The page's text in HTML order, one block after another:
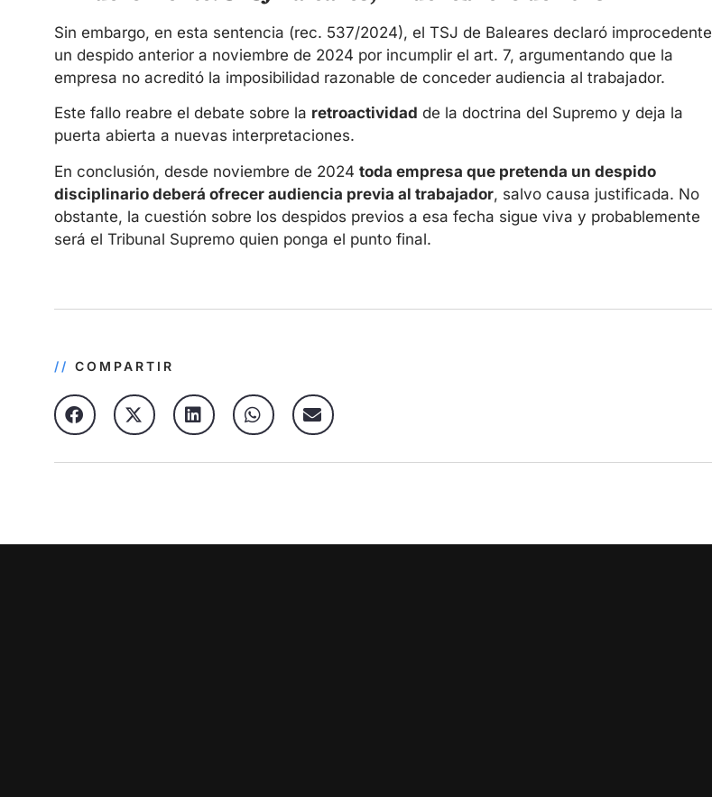
Sin embargo, en esta sentencia (rec. 537/2024), el TSJ de Baleares declaró improcedente
un despido anterior a noviembre de 2024 por incumplir el art. 7, argumentando que la
empresa no acreditó la imposibilidad razonable de conceder audiencia al trabajador.
Este fallo reabre el debate sobre la retroactividad de la doctrina del Supremo y deja la
puerta abierta a nuevas interpretaciones.
En conclusión, desde noviembre de 2024 toda empresa que pretenda un despido
disciplinario deberá ofrecer audiencia previa al trabajador, salvo causa justificada. No
obstante, la cuestión sobre los despidos previos a esa fecha sigue viva y probablemente
será el Tribunal Supremo quien ponga el punto final.
// COMPARTIR